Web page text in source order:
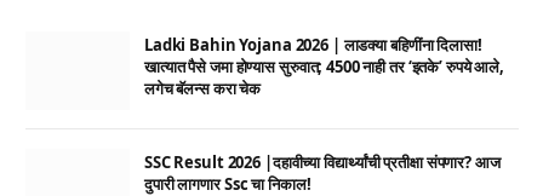
Ladki Bahin Yojana 2026 | लाडक्या बहिणींना दिलासा!
खात्यात पैसे जमा होण्यास सुरुवात; 4500 नाही तर ‘इतके’ रुपये आले,
लगेच बॅलन्स करा चेक
SSC Result 2026 |दहावीच्या विद्यार्थ्यांची प्रतीक्षा संपणार? आज
दुपारी लागणार Ssc चा निकाल!